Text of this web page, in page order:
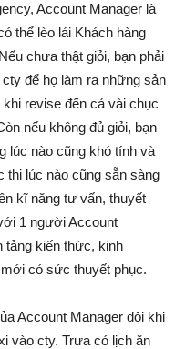
Account Manager là
thể lèo lái Khách hàng
chưa thật giỏi, bạn phải
để họ làm ra những sản
revise đến cả vài chục
nếu không đủ giỏi, bạn
lúc nào cũng khó tính và
thi lúc nào cũng sẵn sàng
kĩ năng tư vấn, thuyết
1 người Account
tảng kiến thức, kinh
có sức thuyết phục.
Account Manager đôi khi
vào cty. Trưa có lịch ăn